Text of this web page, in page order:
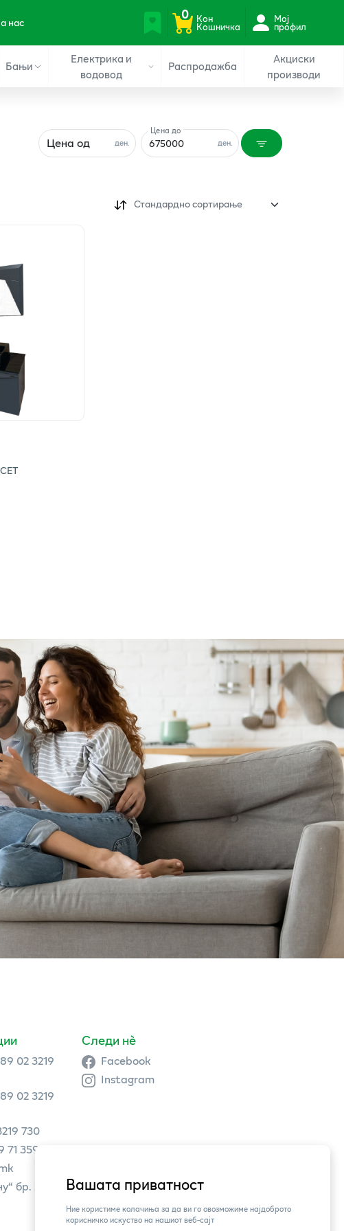
Вашата приватност
Ние користиме колачиња за да ви го овозможиме најдоброто
корисничко искуство на нашиот веб-сајт
нас 0 Кон
Кошничка
Мој
профил
Бањи
Електрика и
водовод
Распродажба
Акциски
производи
ден.
Цена од ден.
Цена до
Стандардно сортирање
02 3219
02 3219
730
359 504
бр. 3,
Следи нè
Facebook
Instagram